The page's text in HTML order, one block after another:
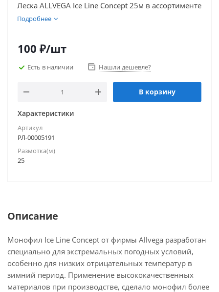
Леска ALLVEGA Ice Line Concept 25м в ассортименте
Подробнее
100 ₽/шт
Есть в наличии Нашли дешевле?
В корзину
Характеристики
Артикул
РЛ-00005191
Размотка(м)
25
Описание
Монофил Ice Line Concept от фирмы Allvega разработан
специально для экстремальных погодных условий,
особенно для низких отрицательных температур в
зимний период. Применение высококачественных
материалов при производстве, сделало монофил более